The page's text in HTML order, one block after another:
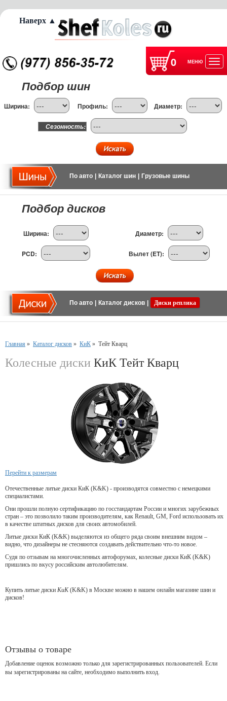
0 МЕНЮ
Подбор шин
Ширина: Профиль: Диаметр:
Сезонность:
По авто Каталог шин Грузовые шины
Подбор дисков
Ширина: Диаметр:
PCD: Вылет (ET):
По авто Каталог дисков Диски реплика
Главная » Каталог дисков » КиК » Тейт Кварц
Колесные диски КиК Тейт Кварц
Перейти к размерам
Отечественные литые диски КиК (K&K) - производятся совместно с немецкими
специалистами.
Они прошли полную сертификацию по госстандартам России и многих зарубежных
стран – это позволило таким производителям, как Renault, GM, Ford использовать их
в качестве штатных дисков для своих автомобилей.
Литые диски КиК (K&K) выделяются из общего ряда своим внешним видом –
видно, что дизайнеры не стесняются создавать действительно что-то новое.
Судя по отзывам на многочисленных автофорумах, колесные диски КиК (K&K)
пришлись по вкусу российским автолюбителям.
Купить литые диски КиК(K&K) в Москве можно в нашем онлайн магазине шин и
дисков!
Отзывы о товаре
Добавление оценок возможно только для зарегистрированных пользователей. Если
вы зарегистрированы на сайте, необходимо выполнить вход.
Наверх ▲